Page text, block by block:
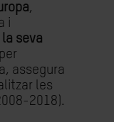
,
i
seva
per
assegura
les
2018).